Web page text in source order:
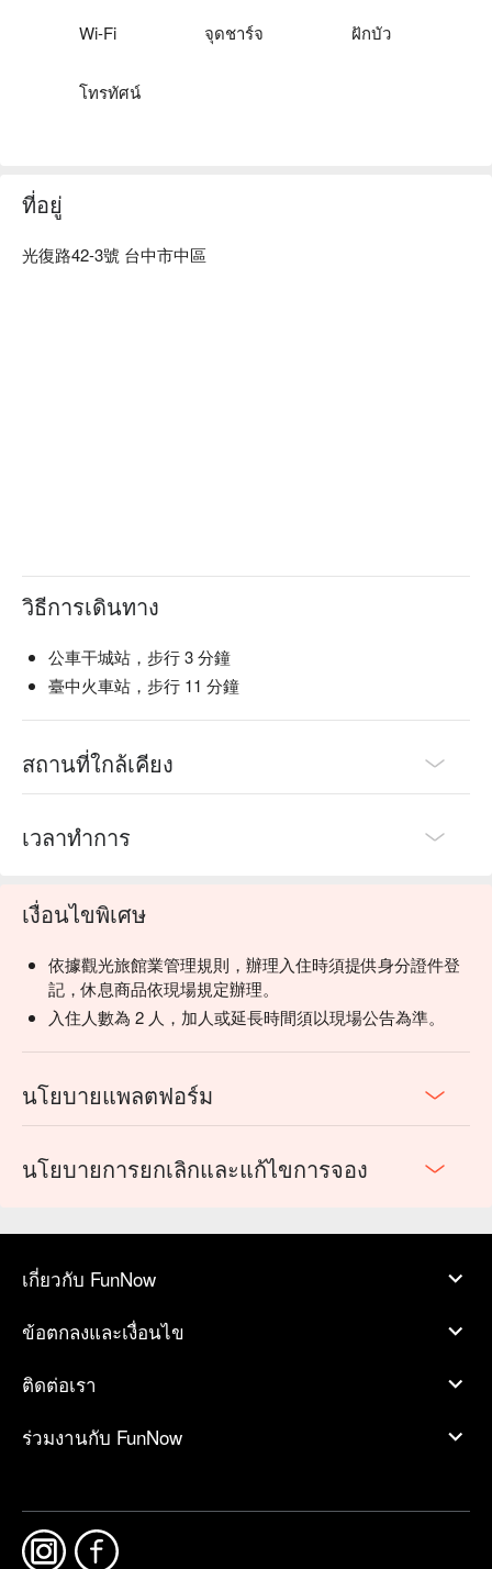
造出舒適宜人的寬敞環境，期望能帶給您如同家一般的放鬆感
求，提供最優質休憩體驗。
唯二設計文旅優惠、唯二設計文旅住宿方案、唯二設計文旅休
Wi-Fi จุดชาร์จ ฝักบัว
โทรทัศน์
ที่อยู่
光復路42-3號 台中市中區
วิธีการเดินทาง
公車干城站，步行 3 分鐘
臺中火車站，步行 11 分鐘
สถานที่ใกล้เคียง
เวลาทำการ
เงื่อนไขพิเศษ
依據觀光旅館業管理規則，辦理入住時須提供身分證件登
記，休息商品依現場規定辦理。
入住人數為 2 人，加人或延長時間須以現場公告為準。
นโยบายแพลตฟอร์ม
นโยบายการยกเลิกและแก้ไขการจอง
เกี่ยวกับ FunNow
ข้อตกลงและเงื่อนไข
ติดต่อเรา
ร่วมงานกับ FunNow